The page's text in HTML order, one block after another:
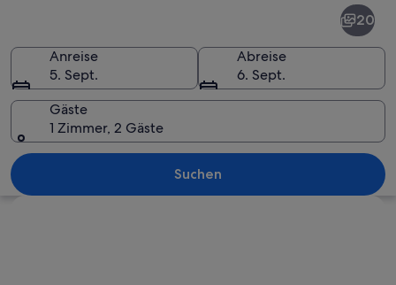
Eine Landschaft mit einem
20
Anreise
5. Sept.
Abreise
6. Sept.
Gäste
1 Zimmer, 2 Gäste
Suchen